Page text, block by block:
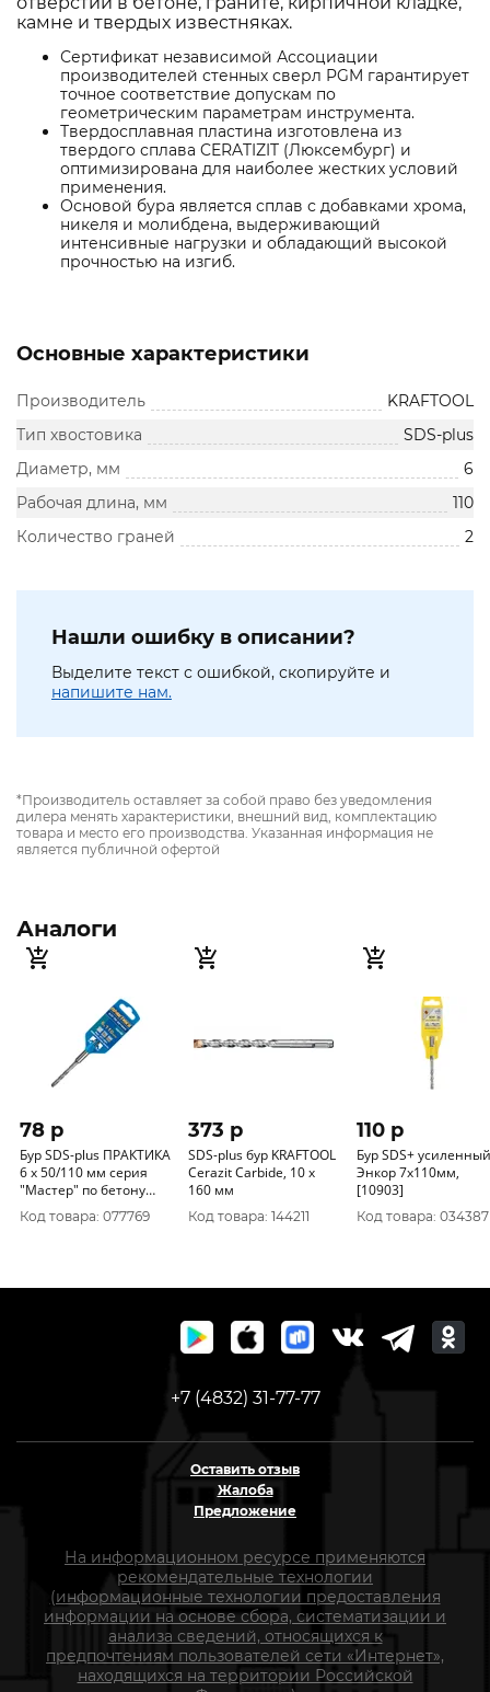
камне и твердых известняках.
Сертификат независимой Ассоциации
производителей стенных сверл PGM гарантирует
точное соответствие допускам по
геометрическим параметрам инструмента.
Твердосплавная пластина изготовлена из
твердого сплава CERATIZIT (Люксембург) и
оптимизирована для наиболее жестких условий
применения.
Основой бура является сплав с добавками хрома,
никеля и молибдена, выдерживающий
интенсивные нагрузки и обладающий высокой
прочностью на изгиб.
Основные характеристики
Производитель
KRAFTOOL
Тип хвостовика
SDS-plus
Диаметр, мм
6
Рабочая длина, мм
110
Количество граней
2
Нашли ошибку в описании?
Выделите текст с ошибкой, скопируйте и
напишите нам.
*Производитель оставляет за собой право без уведомления
дилера менять характеристики, внешний вид, комплектацию
товара и место его производства. Указанная информация не
является публичной офертой
Аналоги
78 p
Бур SDS-plus ПРАКТИКА
6 х 50/110 мм серия
"Мастер" по бетону
911-581
Код товара: 077769
373 p
SDS-plus бур KRAFTOOL
Cerazit Carbide, 10 х
160 мм
Код товара: 144211
110 p
Бур SDS+ усиленный
Энкор 7x110мм,
[10903]
Код товара: 034387
+7 (4832) 31-77-77
Оставить отзыв
Жалоба
Предложение
На информационном ресурсе применяются
рекомендательные технологии
(информационные технологии предоставления
информации на основе сбора, систематизации и
анализа сведений, относящихся к
предпочтениям пользователей сети «Интернет»,
находящихся на территории Российской